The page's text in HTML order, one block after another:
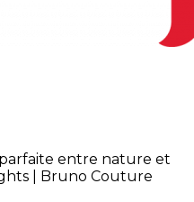
entre nature et
| Bruno Couture